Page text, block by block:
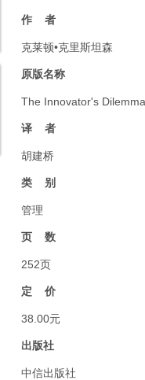
作 者
克莱顿•克里斯坦森
原版名称
The Innovator's
译 者
胡建桥
类 别
管理
页 数
252页
定 价
38.00元
出版社
中信出版社